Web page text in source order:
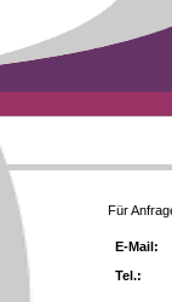
Für
E-Mail:
Tel.: